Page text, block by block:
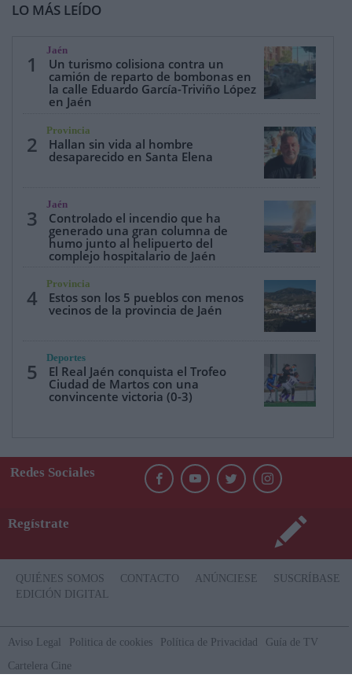
LO MÁS LEÍDO
1
Jaén
Un turismo colisiona contra un
camión de reparto de bombonas en
la calle Eduardo García-Triviño López
en Jaén
2
Provincia
Hallan sin vida al hombre
desaparecido en Santa Elena
3
Jaén
Controlado el incendio que ha
generado una gran columna de
humo junto al helipuerto del
complejo hospitalario de Jaén
4
Provincia
Estos son los 5 pueblos con menos
vecinos de la provincia de Jaén
5
Deportes
El Real Jaén conquista el Trofeo
Ciudad de Martos con una
convincente victoria (0-3)
Redes Sociales
Regístrate
QUIÉNES SOMOS CONTACTO ANÚNCIESE
SUSCRÍBASE
EDICIÓN DIGITAL
Aviso Legal Politica de cookies Política de Privacidad
Guía de TV
Cartelera Cine